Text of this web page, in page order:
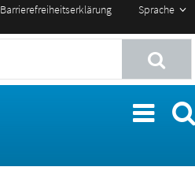
Sprache
Barrierefreiheitserklärung